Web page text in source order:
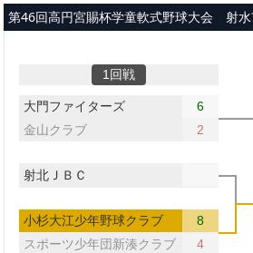
メインコンテンツへスキップ
第46回高円宮賜杯学童軟式野球大会 射
1回戦
大門ファイターズ
6
金山クラブ
2
射北ＪＢＣ
小杉大江少年野球クラブ
8
スポーツ少年団新湊クラブ
4